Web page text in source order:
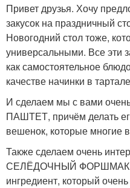
Привет друзья. Хочу
закусок на праздничный
Новогодний стол тоже,
универсальными. Все эти
как самостоятельное
качестве начинки в
И сделаем мы с вами
ПАШТЕТ, причём делать
вешенок, которые многие
Также сделаем очень
СЕЛЁДОЧНЫЙ ФОРШМАК (у
ингредиент, который